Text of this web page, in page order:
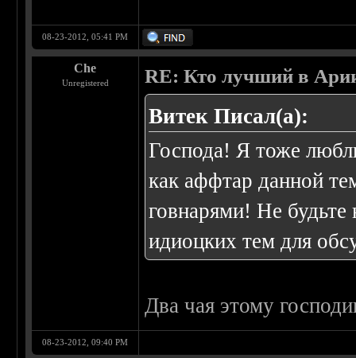
08-23-2012, 05:41 PM
Che
Unregistered RE: Кто лучший в
Витек Писал(а):
Господа! Я тоже
как аффтар данной
говнарями! Не
идиоцких тем для
Два чая этому
08-23-2012, 09:40 PM